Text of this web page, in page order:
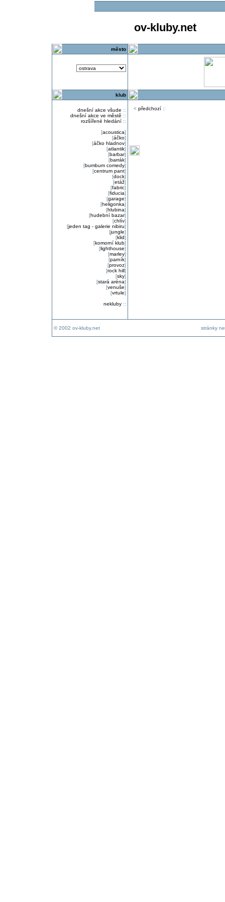
ov-kluby.net
město
klub
dnešní akce všude ::
dnešní akce ve městě ::
rozšířené hledání::
[acoustica]
[áčko]
[áčko hladnov]
[atlantik]
[barbar]
[barrák]
[bumbum comedy]
[centrum pant]
[dock]
[etáž]
[fabric]
[fiducia]
[garage]
[heligonka]
[hlubina]
[hudební bazar]
[chlív]
[jeden tag - galerie nibiru]
[jungle]
[klid]
[komorní klub]
[lighthouse]
[marley]
[parník]
[provoz]
[rock hill]
[sky]
[stará aréna]
[venuše]
[vrtule]
nekluby::
< předchozí::
© 2002 ov-kluby.net stránky